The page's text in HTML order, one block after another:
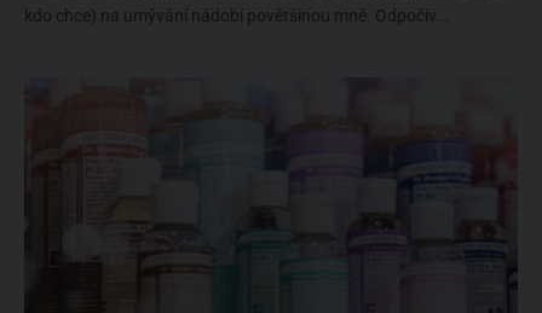
kdo chce) na umývání nádobí povětšinou mně. Odpočív...